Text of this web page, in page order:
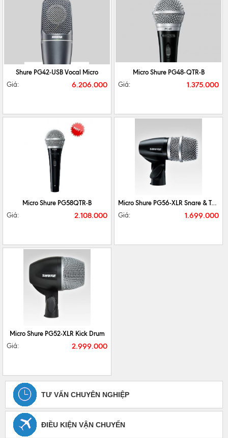
CHI TIẾT MUA NGAY
Shure PG42-USB Vocal Micro
Giá: 6.206.000
Micro Shure PG48-QTR-B
Giá: 1.375.000
Micro Shure PG58QTR-B
Giá: 2.108.000
Micro Shure PG56-XLR Snare & Tom
Giá: 1.699.000
Micro Shure PG52-XLR Kick Drum
Giá: 2.999.000
TƯ VẤN CHUYÊN NGHIỆP
ĐIỀU KIỆN VẬN CHUYỂN